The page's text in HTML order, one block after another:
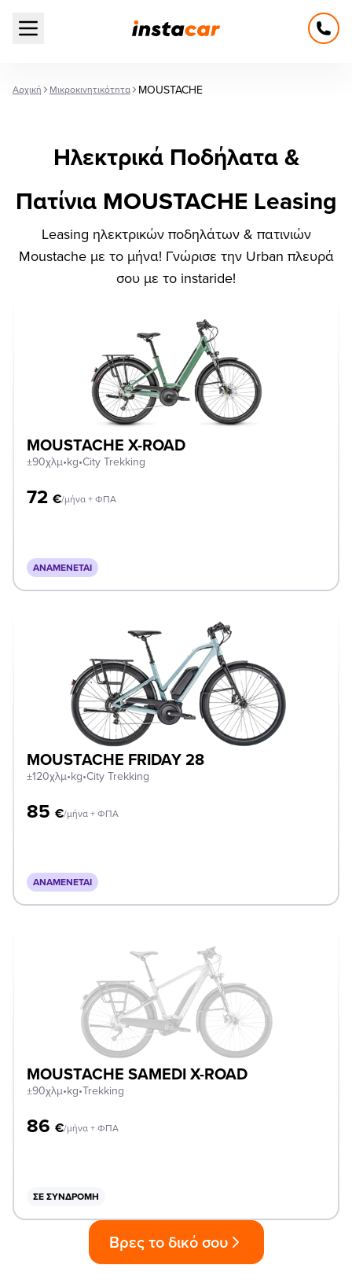
Open main menu
Αρχική Μικροκινητικότητα MOUSTACHE
Ηλεκτρικά Ποδήλατα &
Πατίνια MOUSTACHE Leasing
Leasing ηλεκτρικών ποδηλάτων & πατινιών
Moustache με το μήνα! Γνώρισε την Urban πλευρά
σου με το instaride!
MOUSTACHE X-ROAD
±90χλμ•kg•City Trekking
72 €/μήνα + ΦΠΑ
ΑΝΑΜΈΝΕΤΑΙ
MOUSTACHE FRIDAY 28
±120χλμ•kg•City Trekking
85 €/μήνα + ΦΠΑ
ΑΝΑΜΈΝΕΤΑΙ
MOUSTACHE SAMEDI X-ROAD
±90χλμ•kg•Trekking
86 €/μήνα + ΦΠΑ
ΣΕ ΣΥΝΔΡΟΜΉ
Βρες το δικό σου